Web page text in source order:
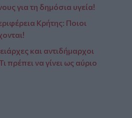
για τη δημόσια υγεία!
Κρήτης: Ποιοι
και αντιδήμαρχοι
πρέπει να γίνει ως αύριο